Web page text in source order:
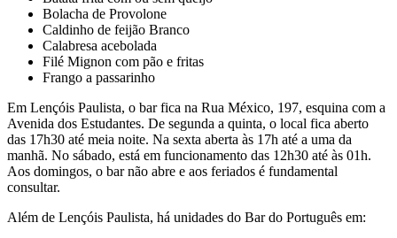
Bolacha de Provolone
Caldinho de feijão Branco
Calabresa acebolada
Filé Mignon com pão e fritas
Frango a passarinho
Em Lençóis Paulista, o bar fica na Rua México, 197, esquina com a
Avenida dos Estudantes. De segunda a quinta, o local fica aberto
das 17h30 até meia noite. Na sexta aberta às 17h até a uma da
manhã. No sábado, está em funcionamento das 12h30 até às 01h.
Aos domingos, o bar não abre e aos feriados é fundamental
consultar.
Além de Lençóis Paulista, há unidades do Bar do Português em: